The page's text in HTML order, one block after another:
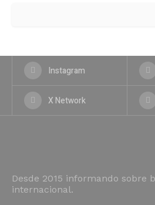
Instagram
X Network
Desde 2015 informando sobre
internacional.